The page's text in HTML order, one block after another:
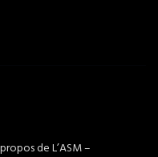
de L’ASM –